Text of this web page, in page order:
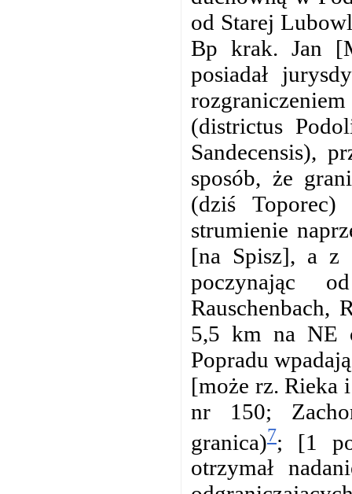
od Starej
Bp krak. Jan
posiadał
(districtus
Sandecensis),
sposób, że
(dziś
strumienie
[na Spisz], a z
poczynając
Rauschenbach,
5,5 km na NE
Popradu
[może rz. Rieka
nr 150;
granica)7; [1
otrzymał